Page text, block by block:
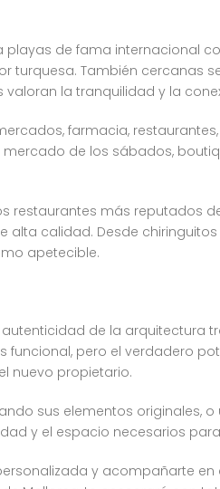
de fama internacional
También cercanas
la tranquilidad y la
farmacia,
de los sábados,
más reputados
calidad. Desde
apetecible.
de la arquitectura
pero el verdadero
nuevo propietario.
sus elementos originales,
y el espacio necesarios
y acompañarte